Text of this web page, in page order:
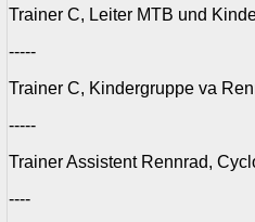
Trainer C, Leiter MTB und
-----
Trainer C, Kindergruppe va
-----
Trainer Assistent Rennrad,
----